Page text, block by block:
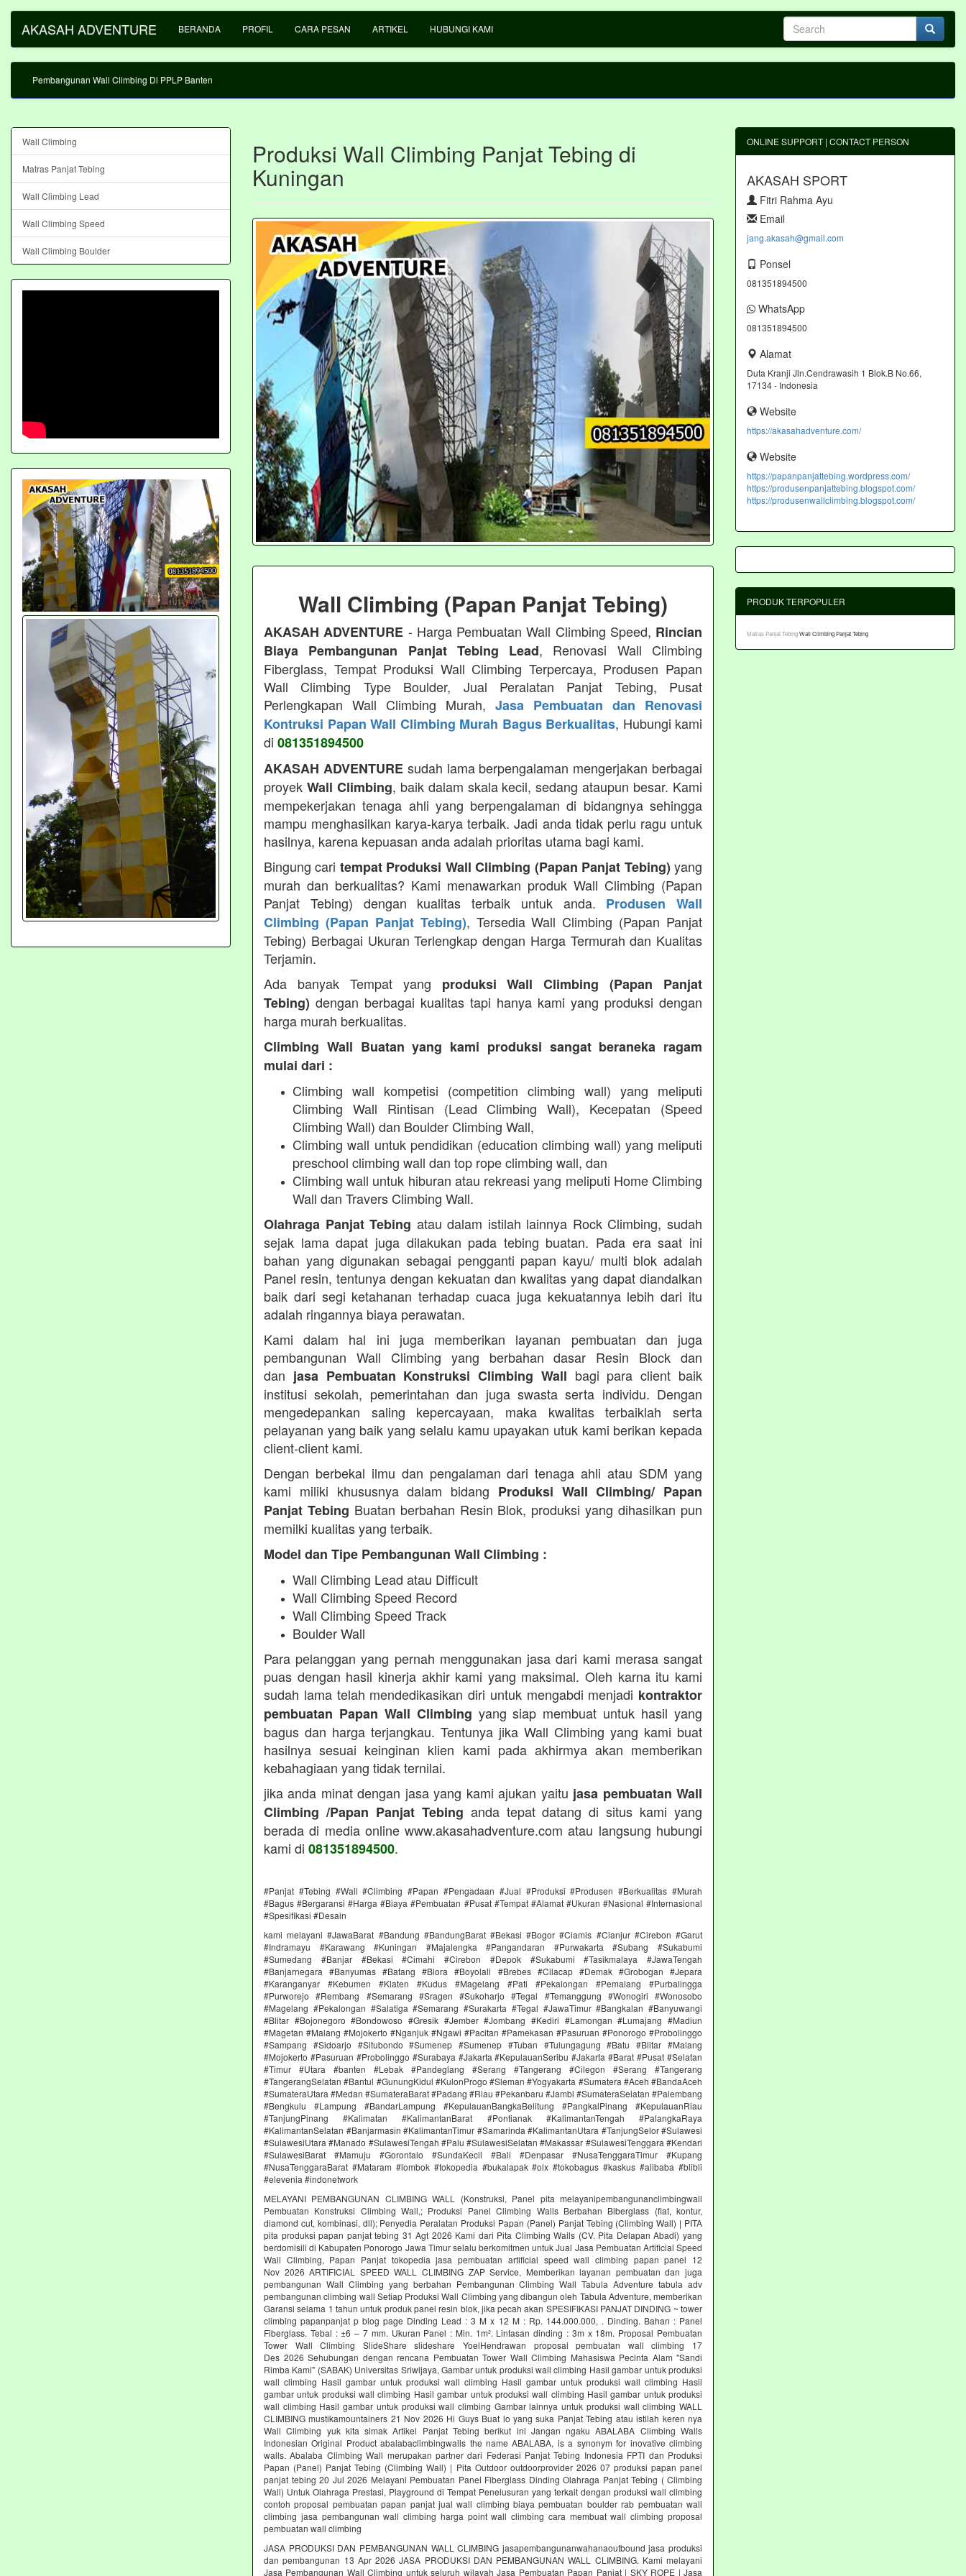
AKASAH ADVENTURE BERANDA PROFIL CARA PESAN ARTIKEL HUBUNGI KAMI
Pembangunan Wall Climbing Di PPLP Banten
Produksi Wall Climbing Panjat Tebing di
Kuningan
Wall Climbing (Papan Panjat Tebing)
AKASAH ADVENTURE - Harga Pembuatan Wall Climbing Speed, Rincian
Biaya Pembangunan Panjat Tebing Lead, Renovasi Wall Climbing
Fiberglass, Tempat Produksi Wall Climbing Terpercaya, Produsen Papan
Wall Climbing Type Boulder, Jual Peralatan Panjat Tebing, Pusat
Perlengkapan Wall Climbing Murah, Jasa Pembuatan dan Renovasi
Kontruksi Papan Wall Climbing Murah Bagus Berkualitas, Hubungi kami
di 081351894500
AKASAH ADVENTUREsudah lama berpengalaman mengerjakan berbagai
proyek Wall Climbing, baik dalam skala kecil, sedang ataupun besar. Kami
mempekerjakan tenaga ahli yang berpengalaman di bidangnya sehingga
mampu menghasilkan karya-karya terbaik. Jadi anda tidak perlu ragu untuk
hasilnya, karena kepuasan anda adalah prioritas utama bagi kami.
Bingung cari tempat Produksi Wall Climbing (Papan Panjat Tebing) yang
murah dan berkualitas? Kami menawarkan produk Wall Climbing (Papan
Panjat Tebing) dengan kualitas terbaik untuk anda. Produsen Wall
Climbing (Papan Panjat Tebing), Tersedia Wall Climbing (Papan Panjat
Tebing) Berbagai Ukuran Terlengkap dengan Harga Termurah dan Kualitas
Terjamin.
Ada banyak Tempat yang produksi Wall Climbing (Papan Panjat
Tebing) dengan berbagai kualitas tapi hanya kami yang produksi dengan
harga murah berkualitas.
Climbing Wall Buatan yang kami produksi sangat beraneka ragam
mulai dari :
Climbing wall kompetisi (competition climbing wall) yang meliputi
Climbing Wall Rintisan (Lead Climbing Wall), Kecepatan (Speed
Climbing Wall) dan Boulder Climbing Wall,
Climbing wall untuk pendidikan (education climbing wall) yang meliputi
preschool climbing wall dan top rope climbing wall, dan
Climbing wall untuk hiburan atau rekreasi yang meliputi Home Climbing
Wall dan Travers Climbing Wall.
Olahraga Panjat Tebing atau dalam istilah lainnya Rock Climbing, sudah
sejak lama dapat juga dilakukan pada tebing buatan. Pada era saat ini
bahan yang digunakan sebagai pengganti papan kayu/ multi blok adalah
Panel resin, tentunya dengan kekuatan dan kwalitas yang dapat diandalkan
baik dari segi ketahanan terhadap cuaca juga kekuatannya lebih dari itu
adalah ringannya biaya perawatan.
Kami dalam hal ini juga memberikan layanan pembuatan dan juga
pembangunan Wall Climbing yang berbahan dasar Resin Block dan
dan jasa Pembuatan Konstruksi Climbing Wall bagi para client baik
institusi sekolah, pemerintahan dan juga swasta serta individu. Dengan
mengedepankan saling kepercayaan, maka kwalitas terbaiklah serta
pelayanan yang baik yang selalu kamu upayakan utuk kami berikan kepada
client-client kami.
Dengan berbekal ilmu dan pengalaman dari tenaga ahli atau SDM yang
kami miliki khususnya dalam bidang Produksi Wall Climbing/ Papan
Panjat Tebing Buatan berbahan Resin Blok, produksi yang dihasilkan pun
memilki kualitas yang terbaik.
Model dan Tipe Pembangunan Wall Climbing :
Wall Climbing Lead atau Difficult
Wall Climbing Speed Record
Wall Climbing Speed Track
Boulder Wall
Para pelanggan yang pernah menggunakan jasa dari kami merasa sangat
puas dengan hasil kinerja akhir kami yang maksimal. Oleh karna itu kami
sudah lama telah mendedikasikan diri untuk mengabdi menjadi kontraktor
pembuatan Papan Wall Climbing yang siap membuat untuk hasil yang
bagus dan harga terjangkau. Tentunya jika Wall Climbing yang kami buat
hasilnya sesuai keinginan klien kami pada akhirmya akan memberikan
kebahagiaan yang tidak ternilai.
jika anda minat dengan jasa yang kami ajukan yaitu jasa pembuatan Wall
Climbing /Papan Panjat Tebing anda tepat datang di situs kami yang
berada di media online www.akasahadventure.com atau langsung hubungi
kami di 081351894500.
#Panjat #Tebing #Wall #Climbing #Papan #Pengadaan #Jual #Produksi #Produsen #Berkualitas #Murah
#Bagus #Bergaransi #Harga #Biaya #Pembuatan #Pusat #Tempat #Alamat #Ukuran #Nasional #Internasional
#Spesifikasi #Desain
kami melayani #JawaBarat #Bandung #BandungBarat #Bekasi #Bogor #Ciamis #Cianjur #Cirebon #Garut
#Indramayu #Karawang #Kuningan #Majalengka #Pangandaran #Purwakarta #Subang #Sukabumi
#Sumedang #Banjar #Bekasi #Cimahi #Cirebon #Depok #Sukabumi #Tasikmalaya #JawaTengah
#Banjarnegara #Banyumas #Batang #Blora #Boyolali #Brebes #Cilacap #Demak #Grobogan #Jepara
#Karanganyar #Kebumen #Klaten #Kudus #Magelang #Pati #Pekalongan #Pemalang #Purbalingga
#Purworejo #Rembang #Semarang #Sragen #Sukoharjo #Tegal #Temanggung #Wonogiri #Wonosobo
#Magelang #Pekalongan #Salatiga #Semarang #Surakarta #Tegal #JawaTimur #Bangkalan #Banyuwangi
#Blitar #Bojonegoro #Bondowoso #Gresik #Jember #Jombang #Kediri #Lamongan #Lumajang #Madiun
#Magetan #Malang #Mojokerto #Nganjuk #Ngawi #Pacitan #Pamekasan #Pasuruan #Ponorogo #Probolinggo
#Sampang #Sidoarjo #Situbondo #Sumenep #Sumenep #Tuban #Tulungagung #Batu #Blitar #Malang
#Mojokerto #Pasuruan #Probolinggo #Surabaya #Jakarta #KepulauanSeribu #Jakarta #Barat #Pusat #Selatan
#Timur #Utara #banten #Lebak #Pandeglang #Serang #Tangerang #Cilegon #Serang #Tangerang
#TangerangSelatan #Bantul #GunungKidul #KulonProgo #Sleman #Yogyakarta #Sumatera #Aceh #BandaAceh
#SumateraUtara #Medan #SumateraBarat #Padang #Riau #Pekanbaru #Jambi #SumateraSelatan #Palembang
#Bengkulu #Lampung #BandarLampung #KepulauanBangkaBelitung #PangkalPinang #KepulauanRiau
#TanjungPinang #Kalimatan #KalimantanBarat #Pontianak #KalimantanTengah #PalangkaRaya
#KalimantanSelatan #Banjarmasin #KalimantanTimur #Samarinda #KalimantanUtara #TanjungSelor #Sulawesi
#SulawesiUtara #Manado #SulawesiTengah #Palu #SulawesiSelatan #Makassar #SulawesiTenggara #Kendari
#SulawesiBarat #Mamuju #Gorontalo #SundaKecil #Bali #Denpasar #NusaTenggaraTimur #Kupang
#NusaTenggaraBarat #Mataram #lombok #tokopedia #bukalapak #olx #tokobagus #kaskus #alibaba #blibli
#elevenia #indonetwork
MELAYANI PEMBANGUNAN CLIMBING WALL (Konstruksi, Panel pita melayanipembangunanclimbingwall
Pembuatan Konstruksi Climbing Wall,; Produksi Panel Climbing Walls Berbahan Biberglass (flat, kontur,
diamond cut, kombinasi, dll); Penyedia Peralatan Produksi Papan (Panel) Panjat Tebing (Climbing Wall) | PITA
pita produksi papan panjat tebing 31 Agt 2026 Kami dari Pita Climbing Walls (CV. Pita Delapan Abadi) yang
berdomisili di Kabupaten Ponorogo Jawa Timur selalu berkomitmen untuk Jual Jasa Pembuatan Artificial Speed
Wall Climbing, Papan Panjat tokopedia jasa pembuatan artificial speed wall climbing papan panel 12
Nov 2026 ARTIFICIAL SPEED WALL CLIMBING ZAP Service, Memberikan layanan pembuatan dan juga
pembangunan Wall Climbing yang berbahan Pembangunan Climbing Wall Tabula Adventure tabula adv
pembangunan climbing wall Setiap Produksi Wall Climbing yang dibangun oleh Tabula Adventure, memberikan
Garansi selama 1 tahun untuk produk panel resin blok, jika pecah akan SPESIFIKASI PANJAT DINDING ~ tower
climbing papanpanjat p blog page Dinding Lead : 3 M x 12 M : Rp. 144.000.000, . Dinding. Bahan : Panel
Fiberglass. Tebal : ±6 – 7 mm. Ukuran Panel : Min. 1m². Lintasan dinding : 3m x 18m. Proposal Pembuatan
Tower Wall Climbing SlideShare slideshare YoelHendrawan proposal pembuatan wall climbing 17
Des 2026 Sehubungan dengan rencana Pembuatan Tower Wall Climbing Mahasiswa Pecinta Alam "Sandi
Rimba Kami" (SABAK) Universitas Sriwijaya, Gambar untuk produksi wall climbing Hasil gambar untuk produksi
wall climbing Hasil gambar untuk produksi wall climbing Hasil gambar untuk produksi wall climbing Hasil
gambar untuk produksi wall climbing Hasil gambar untuk produksi wall climbing Hasil gambar untuk produksi
wall climbing Hasil gambar untuk produksi wall climbing Gambar lainnya untuk produksi wall climbing WALL
CLIMBING mustikamountainers 21 Nov 2026 Hi Guys Buat lo yang suka Panjat Tebing atau istilah keren nya
Wall Climbing yuk kita simak Artikel Panjat Tebing berikut ini Jangan ngaku ABALABA Climbing Walls
Indonesian Original Product abalabaclimbingwalls the name ABALABA, is a synonym for inovative climbing
walls. Abalaba Climbing Wall merupakan partner dari Federasi Panjat Tebing Indonesia FPTI dan Produksi
Papan (Panel) Panjat Tebing (Climbing Wall) | Pita Outdoor outdoorprovider 2026 07 produksi papan panel
panjat tebing 20 Jul 2026 Melayani Pembuatan Panel Fiberglass Dinding Olahraga Panjat Tebing ( Climbing
Wall) Untuk Olahraga Prestasi, Playground di Tempat Penelusuran yang terkait dengan produksi wall climbing
contoh proposal pembuatan papan panjat jual wall climbing biaya pembuatan boulder rab pembuatan wall
climbing jasa pembangunan wall climbing harga point wall climbing cara membuat wall climbing proposal
pembuatan wall climbing
JASA PRODUKSI DAN PEMBANGUNAN WALL CLIMBING jasapembangunanwahanaoutbound jasa produksi
dan pembangunan 13 Apr 2026 JASA PRODUKSI DAN PEMBANGUNAN WALL CLIMBING. Kami melayani
Jasa Pembangunan Wall Climbing untuk seluruh wilayah Jasa Pembuatan Papan Panjat | SKY ROPE | Jasa
Wall Climbing
Matras Panjat Tebing
Wall Climbing Lead
Wall Climbing Speed
Wall Climbing Boulder
ONLINE SUPPORT | CONTACT PERSON
AKASAH SPORT
Fitri Rahma Ayu
Email
jang.akasah@gmail.com
Ponsel
081351894500
WhatsApp
081351894500
Alamat
Duta Kranji Jln.Cendrawasih 1 Blok.B No.66,
17134 - Indonesia
Website
https://akasahadventure.com/
Website
https://papanpanjattebing.wordpress.com/
https://produsenpanjattebing.blogspot.com/
https://produsenwallclimbing.blogspot.com/
PRODUK TERPOPULER
Matras Panjat TebingWall Climbing Panjat Tebing